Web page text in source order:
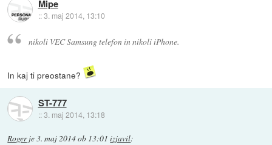
Mipe
::3. maj 2014, 13:10
nikoli VEC Samsung telefon in nikoli iPhone.
In kaj ti preostane?
ST-777
::3. maj 2014, 13:18
Rogerje3. maj 2014 ob 13:01 izjavil: